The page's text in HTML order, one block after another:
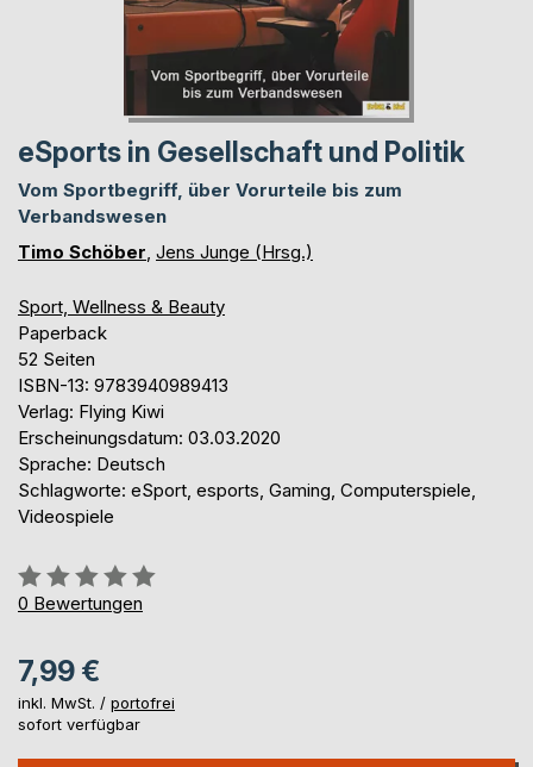
eSports in Gesellschaft und Politik
Vom Sportbegriff, über Vorurteile bis zum
Verbandswesen
Timo Schöber Jens Junge (Hrsg.)
Sport, Wellness & Beauty
Paperback
52 Seiten
ISBN-13: 9783940989413
Verlag: Flying Kiwi
Erscheinungsdatum: 03.03.2020
Sprache: Deutsch
Schlagworte: eSport, esports, Gaming, Computerspiele,
Videospiele
Bewertung::
0%
0 Bewertungen
7,99 €
inkl. MwSt. / portofrei
sofort verfügbar